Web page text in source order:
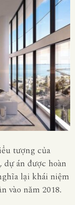
tượng của
án được hoàn
lại khái niệm
vào năm 2018.